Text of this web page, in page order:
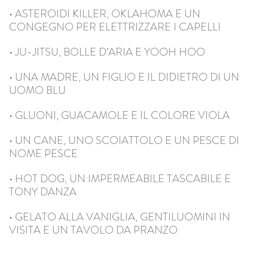
• ASTEROIDI KILLER, OKLAHOMA E UN
CONGEGNO PER ELETTRIZZARE I CAPELLI
• JU-JITSU, BOLLE D’ARIA E YOOH HOO
• UNA MADRE, UN FIGLIO E IL DIDIETRO DI UN
UOMO BLU
• GLUONI, GUACAMOLE E IL COLORE VIOLA
• UN CANE, UNO SCOIATTOLO E UN PESCE DI
NOME PESCE
• HOT DOG, UN IMPERMEABILE TASCABILE E
TONY DANZA
• GELATO ALLA VANIGLIA, GENTILUOMINI IN
VISITA E UN TAVOLO DA PRANZO